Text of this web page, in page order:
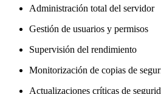
Administración total del servidor
Gestión de usuarios y permisos
Supervisión del rendimiento
Monitorización de copias de
Actualizaciones críticas de